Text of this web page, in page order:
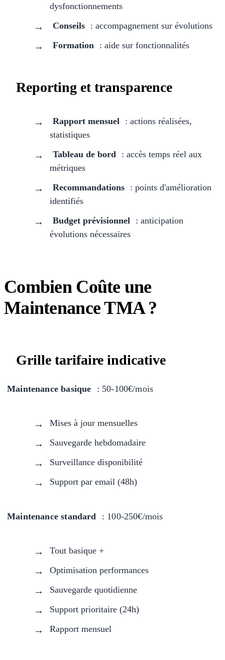
dysfonctionnements
Conseils : accompagnement sur évolutions
Formation
: aide sur fonctionnalités
Reporting et transparence
Rapport mensuel
: actions réalisées,
statistiques
Tableau de bord
: accès temps réel aux
métriques
Recommandations : points d'amélioration
identifiés
Budget prévisionnel
: anticipation
évolutions nécessaires
Combien Coûte une
Maintenance TMA ?
Grille tarifaire indicative
Maintenance basique : 50-100€/mois
Mises à jour mensuelles
Sauvegarde hebdomadaire
Surveillance disponibilité
Support par email (48h)
Maintenance standard : 100-250€/mois
Tout basique +
Optimisation performances
Sauvegarde quotidienne
Support prioritaire (24h)
Rapport mensuel